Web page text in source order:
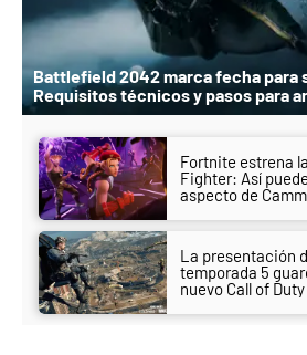
Battlefield 2042 marca fecha para
Requisitos técnicos y pasos para
Fortnite estrena
Fighter: Así
aspecto de
La presentación
temporada 5
nuevo Call of Duty